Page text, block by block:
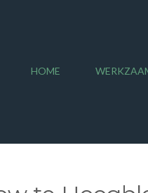
HOME